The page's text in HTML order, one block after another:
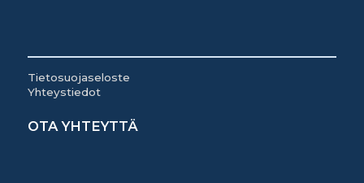
Tietosuojaseloste
Yhteystiedot
OTA YHTEYTTÄ